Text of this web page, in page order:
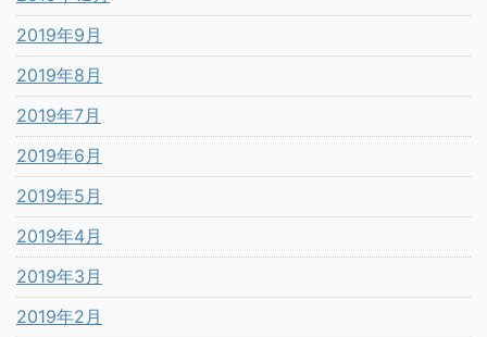
2019年9月
2019年8月
2019年7月
2019年6月
2019年5月
2019年4月
2019年3月
2019年2月